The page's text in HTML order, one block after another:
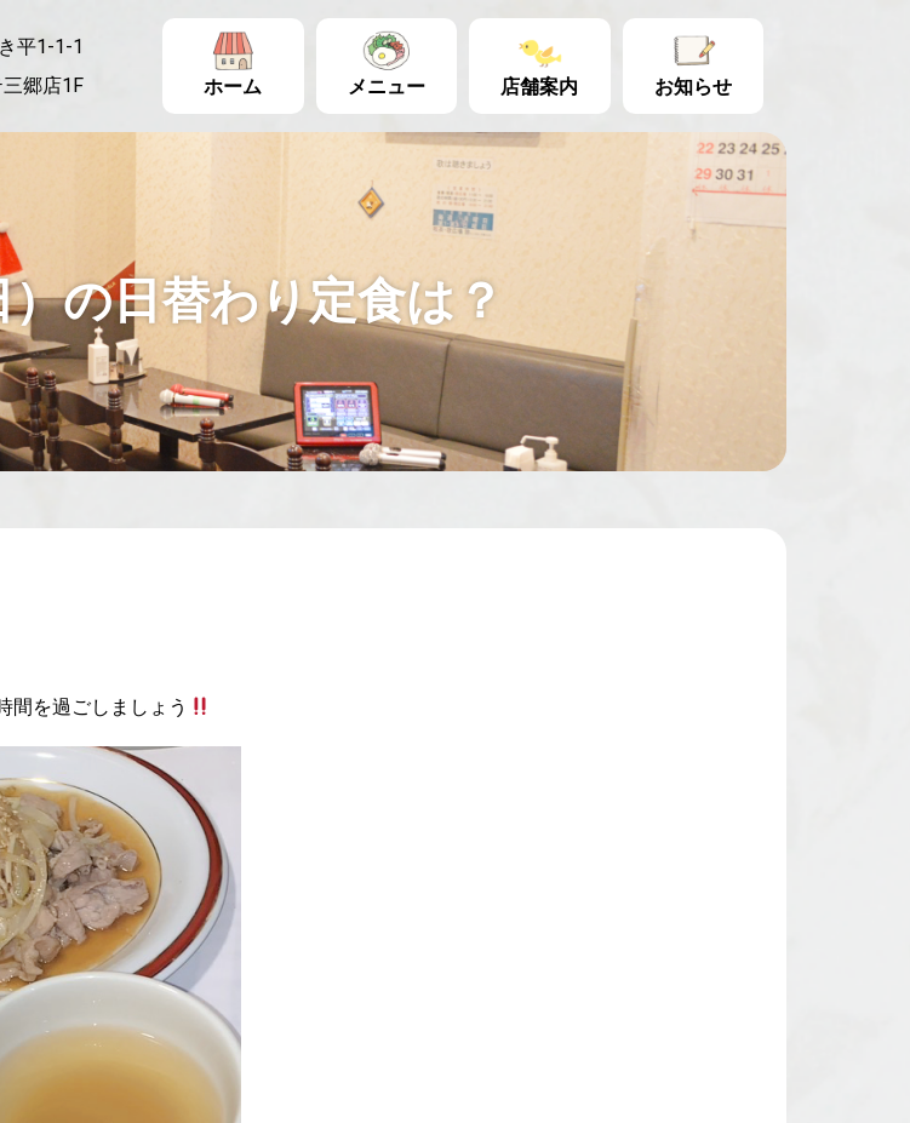
平1-1-1
郷店1F
ホーム メニュー 店舗案内 お知らせ
の日替わり定食は？
間を過ごしましょう